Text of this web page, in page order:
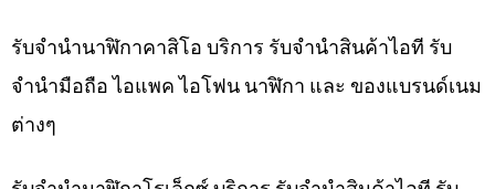
รับจำนำนาฬิกาคาสิโอ บริการ รับจำนำสินค้าไอที รับ
จำนำมือถือ ไอแพค ไอโฟน นาฬิกา และ ของแบรนด์เนม
ต่างๆ